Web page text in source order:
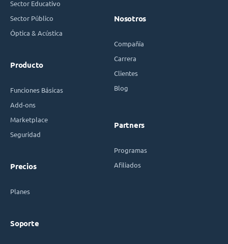
Sector Educativo
Sector Público
Óptica & Acústica
Producto
Funciones Básicas
Add-ons
Marketplace
Seguridad
Precios
Planes
Soporte
Nosotros
Compañía
Carrera
Clientes
Blog
Partners
Programas
Afiliados